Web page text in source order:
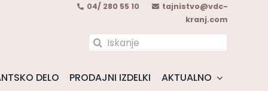
04/ 280 55 10
tajnistvo@vdc-
kranj.com
Search
DELO PRODAJNI IZDELKI AKTUALNO